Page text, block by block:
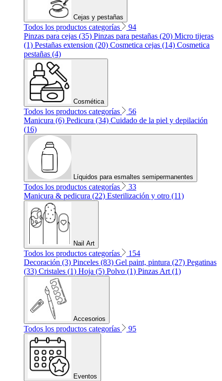
Cejas y pestañas
Todos los productos categorías
94
Pinzas para cejas (35) Pinzas para pestañas (20) Micro tijeras
(1) Pestañas extension (20) Cosmetica cejas (14) Cosmetica
pestañas (4)
Cosmética
Todos los productos categorías
56
Manicura (6) Pedicura (34) Cuidado de la piel y depilación
(16)
Líquidos para esmaltes semipermanentes
Todos los productos categorías
33
Manicura & pedicura (22) Esterilización y otro (11)
Nail Art
Todos los productos categorías
154
Decoración (3) Pinceles (83) Gel paint, pintura (27) Pegatinas
(33) Cristales (1) Hoja (5) Polvo (1) Pinzas Art (1)
Accesorios
Todos los productos categorías 95
Eventos